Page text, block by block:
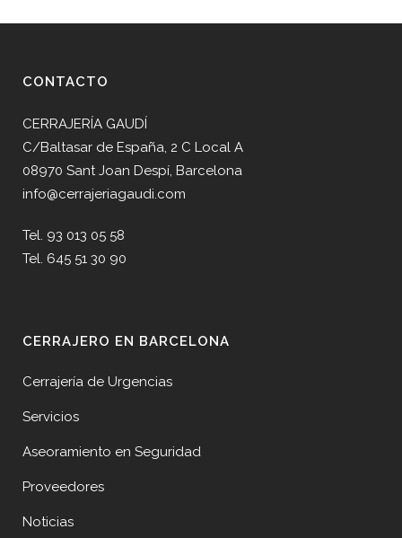
CONTACTO
CERRAJERÍA GAUDÍ
C/Baltasar de España, 2 C Local A
08970 Sant Joan Despí, Barcelona
info@cerrajeriagaudi.com
Tel. 93 013 05 58
Tel. 645 51 30 90
CERRAJERO EN BARCELONA
Cerrajería de Urgencias
Servicios
Aseoramiento en Seguridad
Proveedores
Noticias